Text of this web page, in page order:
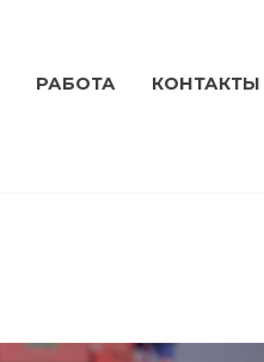
РАБОТА КОНТАКТЫ